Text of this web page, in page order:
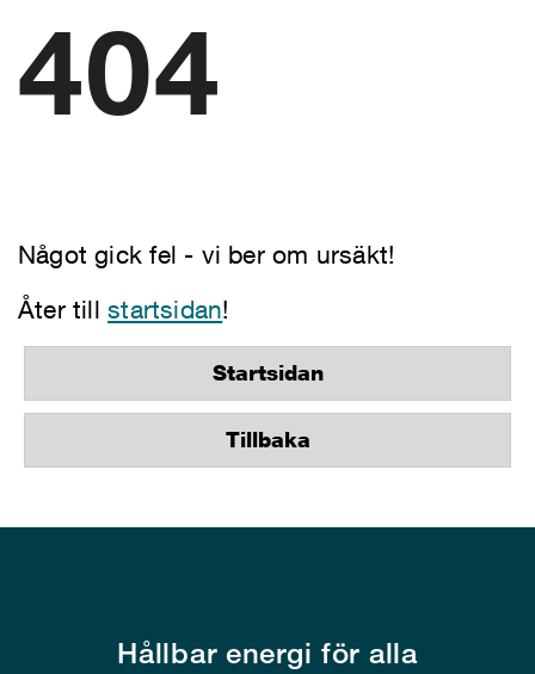
404
Något gick fel - vi ber om ursäkt!
Åter tillstartsidan!
Startsidan
Tillbaka
Hållbar energi för alla